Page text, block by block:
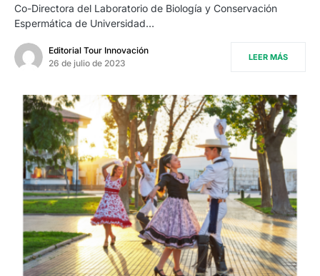
Co-Directora del Laboratorio de Biología y Conservación
Espermática de Universidad…
Editorial Tour Innovación
26 de julio de 2023
LEER MÁS